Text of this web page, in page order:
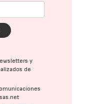
y
de